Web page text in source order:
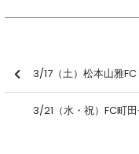
3/17（土）松本山雅